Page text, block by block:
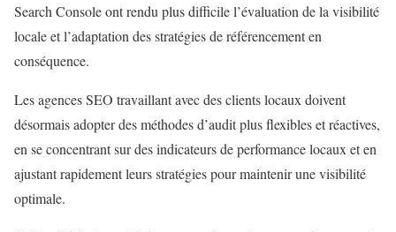
Search Console ont rendu plus difficile l’évaluation de la visibilité
locale et l’adaptation des stratégies de référencement en
conséquence.
Les agences SEO travaillant avec des clients locaux doivent
désormais adopter des méthodes d’audit plus flexibles et réactives,
en se concentrant sur des indicateurs de performance locaux et en
ajustant rapidement leurs stratégies pour maintenir une visibilité
optimale.